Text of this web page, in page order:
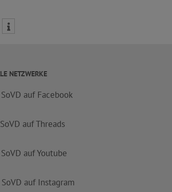
NETZWERKE
SoVD auf Facebook
SoVD auf Threads
SoVD auf Youtube
SoVD auf Instagram